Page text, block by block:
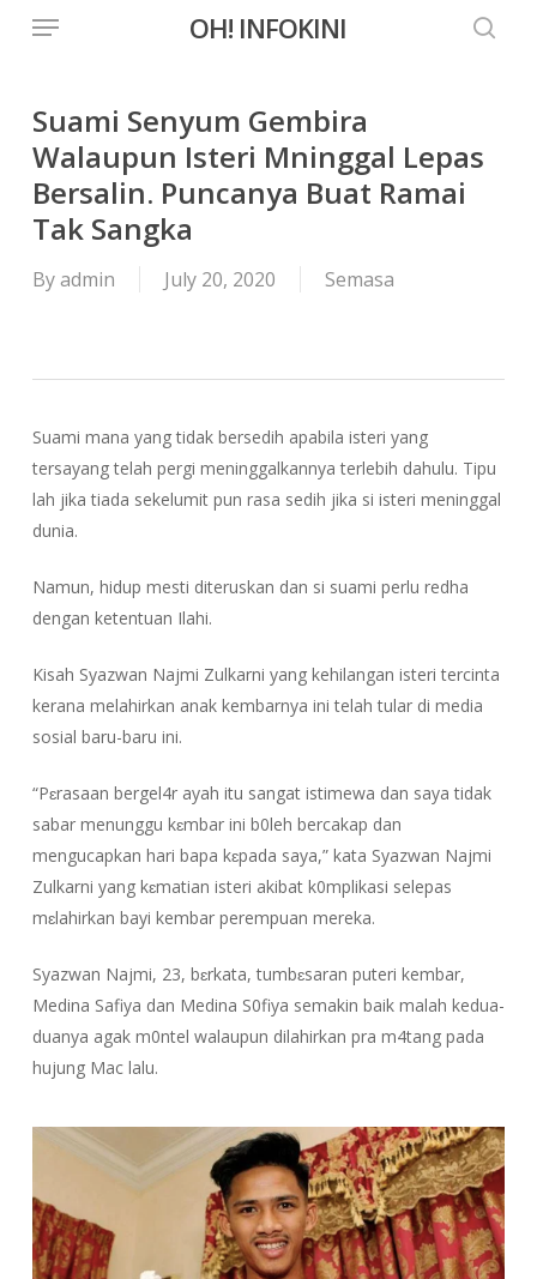
content
OH! INFOKINI
Menu
Suami Senyum Gembira
Walaupun Isteri Mninggal Lepas
Bersalin. Puncanya Buat Ramai
Tak Sangka
Byadmin July 20, 2020 Semasa
Suami mana yang tidak bersedih apabila isteri yang
tersayang telah pergi meninggalkannya terlebih dahulu. Tipu
lah jika tiada sekelumit pun rasa sedih jika si isteri meninggal
dunia.
Namun, hidup mesti diteruskan dan si suami perlu redha
dengan ketentuan Ilahi.
Kisah Syazwan Najmi Zulkarni yang kehilangan isteri tercinta
kerana melahirkan anak kembarnya ini telah tular di media
sosial baru-baru ini.
“Pɛrasaan bergel4r ayah itu sangat istimewa dan saya tidak
sabar menunggu kɛmbar ini b0leh bercakap dan
mengucapkan hari bapa kɛpada saya,” kata Syazwan Najmi
Zulkarni yang kɛmatian isteri akibat k0mplikasi selepas
mɛlahirkan bayi kembar perempuan mereka.
Syazwan Najmi, 23, bɛrkata, tumbɛsaran puteri kembar,
Medina Safiya dan Medina S0fiya semakin baik malah kedua-
duanya agak m0ntel walaupun dilahirkan pra m4tang pada
hujung Mac lalu.